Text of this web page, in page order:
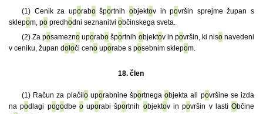
(1) Cenik za uporabošportnih objektov in površin sprejme župan s
sklepom, po predhodni seznanitvi občinskega sveta.
(2) Za posamezno uporabo športnih objektov in površin, ki nisonavedeni
v ceniku, župan do oči ceno uporabe s posebnim sklepom.
18. člen
(1) Račun za plačil ouporabnine športnegaobjekta ali površine se izda
na podlagi pogodbe ouporabi športnih objektov in površin v lastiObčine